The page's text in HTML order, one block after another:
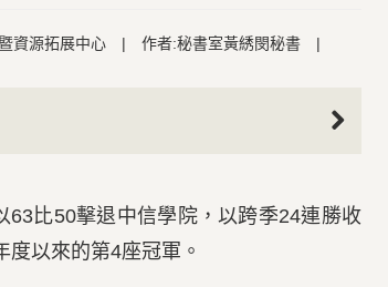
資源拓展中心 | 作者:秘書室黃綉閔秘書
|
比50擊退中信學院，以跨季24連勝收
度以來的第4座冠軍。